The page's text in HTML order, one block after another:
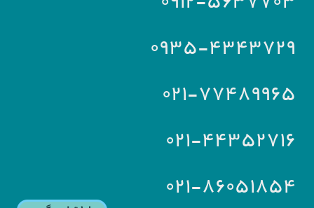
۰۹۳۵-۴۳۴۳۷۲۹
۰۲۱-۷۷۴۸۹۹۶۵
۰۲۱-۴۴۳۵۲۷۱۶
۰۲۱-۸۶۰۵۱۸۵۴